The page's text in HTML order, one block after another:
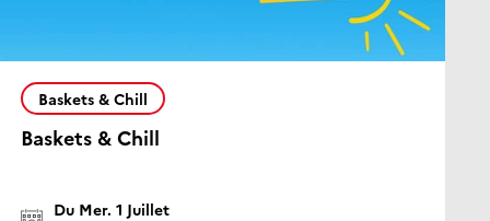
Baskets & Chill
Baskets & Chill
Date/Heure :
Du Mer. 1 Juillet